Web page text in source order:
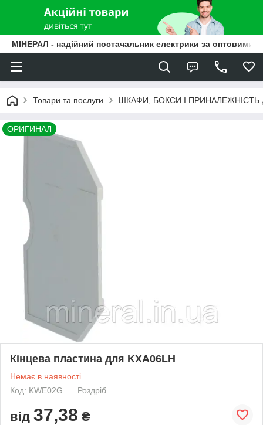
МІНЕРАЛ - надійний постачальник електрики за оптовими
Товари та послуги ШКАФИ, БОКСИ І ПРИНАЛЕЖНІСТЬ
ОРИГИНАЛ
Кінцева пластина для KXA06LH
Немає в наявності
Код: KWE02G
Роздріб
від 37,38 ₴